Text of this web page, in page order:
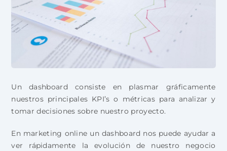
Un dashboard consiste en plasmar gráficamente
nuestros principales KPI’s o métricas para analizar y
tomar decisiones sobre nuestro proyecto.
En marketing online un dashboard nos puede ayudar a
ver rápidamente la evolución de nuestro negocio